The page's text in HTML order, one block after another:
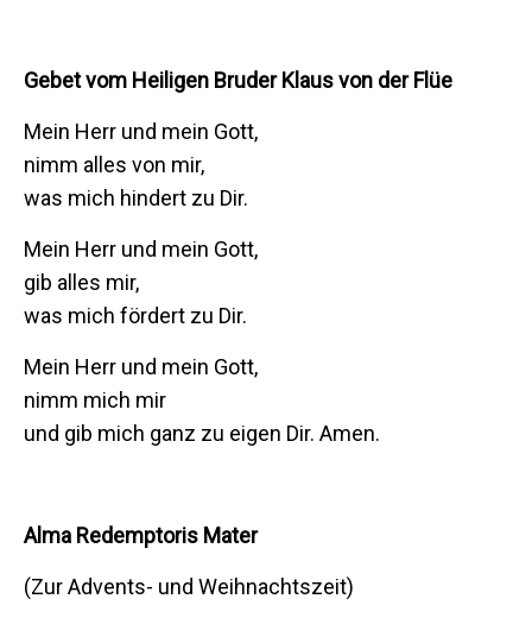
Gebet vom Heiligen Bruder Klaus von der Flüe
Mein Herr und mein Gott,
nimm alles von mir,
was mich hindert zu Dir.
Mein Herr und mein Gott,
gib alles mir,
was mich fördert zu Dir.
Mein Herr und mein Gott,
nimm mich mir
und gib mich ganz zu eigen Dir. Amen.
Alma Redemptoris Mater
(Zur Advents- und Weihnachtszeit)